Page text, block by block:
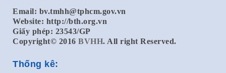
Email: bv.tmhh@tphcm.gov.vn
Website: http://bth.org.vn
Giấy phép: 23543/GP
Copyright© 2016 BVHH. All right Reserved.
Thống kê: